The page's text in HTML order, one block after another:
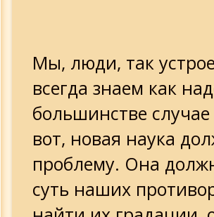
Мы, люди, так
всегда знаем как
большинстве
вот, новая наука
проблему. Она
суть наших